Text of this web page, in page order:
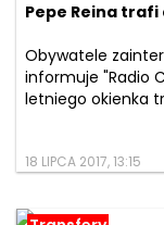
Pepe Reina
Obywatele
informuje "Radio
letniego okienka
18 LIPCA 2017, 13:15